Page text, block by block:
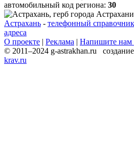
автомобильный код региона: 30
Астрахань - телефонный
адреса
О проекте | Реклама | Напишите нам
© 2011–2024 g-astrakhan.ru
krav.ru